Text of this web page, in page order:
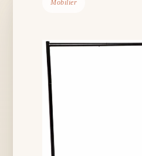
Mobilier